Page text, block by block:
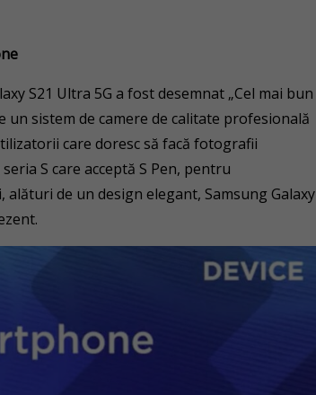
S21 Ultra 5G a fost desemnat „Cel mai bun
sistem de camere de calitate profesională
care doresc să facă fotografii
S care acceptă S Pen, pentru
de un design elegant, Samsung Galaxy